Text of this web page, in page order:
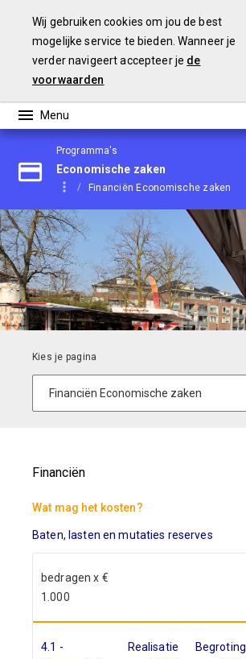
Programma's
Economische zaken
Financiën Economische zaken
Financiën
Wat mag het kosten?
Baten, lasten en mutaties reserves
bedragen x €
1.000
4.1 -
Realisatie
Begroting
Wij gebruiken cookies om jou de best
mogelijke service te bieden. Wanneer je
verder navigeert accepteer je de
voorwaarden